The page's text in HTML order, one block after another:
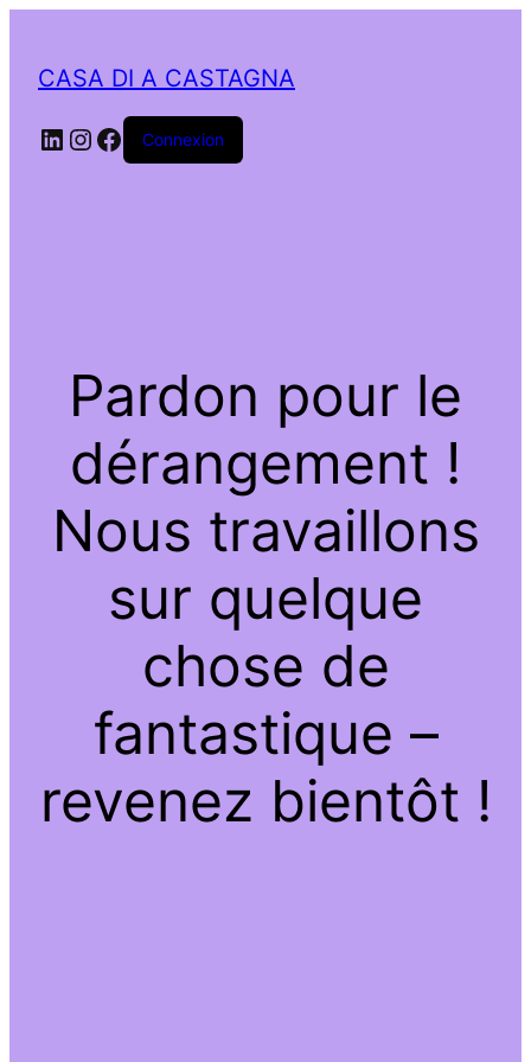
CASA DI A CASTAGNA
LinkedIn
Instagram
Facebook
Connexion
Pardon pour le
dérangement !
Nous travaillons
sur quelque
chose de
fantastique –
revenez bientôt !